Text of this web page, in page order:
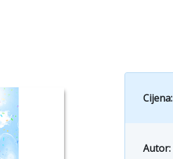
Cijena:
Autor: